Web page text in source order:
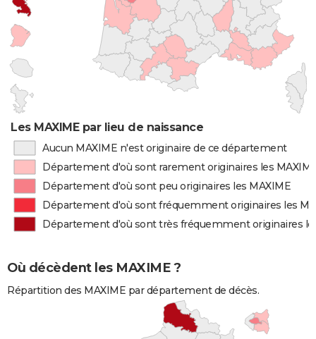
Les MAXIME par lieu de naissance
Aucun MAXIME n'est originaire de ce département
Département d'où sont rarement originaires les
Département d'où sont peu originaires les MAXIME
Département d'où sont fréquemment originaires les
Département d'où sont très fréquemment originaires
Où décèdent les MAXIME ?
Répartition des MAXIME par département de décès.